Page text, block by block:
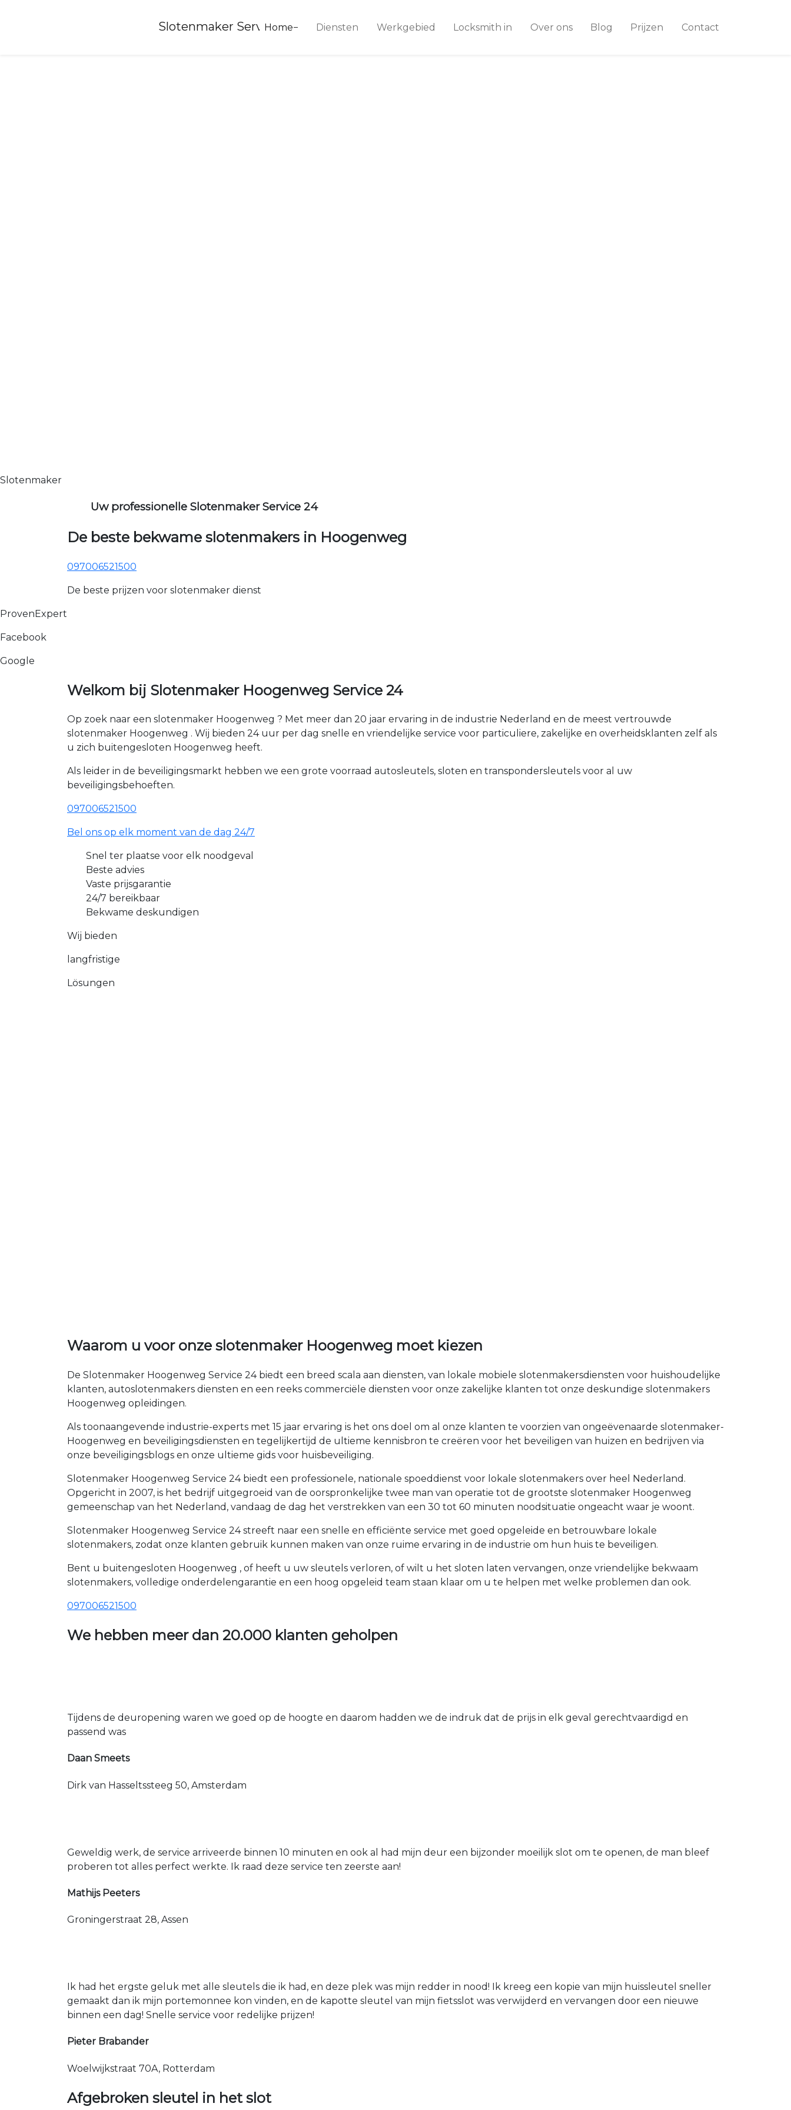
Slotenmaker Service 24
Home Diensten Werkgebied Locksmith in Over ons Blog Prijzen Contact
Slotenmaker
Uw professionelle Slotenmaker Service 24
De beste bekwame slotenmakers in Hoogenweg
097006521500
De beste prijzen voor slotenmaker dienst
ProvenExpert
Facebook
Google
Welkom bij Slotenmaker Hoogenweg Service 24
Op zoek naar een slotenmaker Hoogenweg ? Met meer dan 20 jaar ervaring in de industrie Nederland en de meest vertrouwde
slotenmaker Hoogenweg . Wij bieden 24 uur per dag snelle en vriendelijke service voor particuliere, zakelijke en overheidsklanten zelf als
u zich buitengesloten Hoogenweg heeft.
Als leider in de beveiligingsmarkt hebben we een grote voorraad autosleutels, sloten en transpondersleutels voor al uw
beveiligingsbehoeften.
097006521500
Bel ons op elk moment van de dag 24/7
Snel ter plaatse voor elk noodgeval
Beste advies
Vaste prijsgarantie
24/7 bereikbaar
Bekwame deskundigen
Wij bieden
langfristige
Lösungen
Waarom u voor onze slotenmaker Hoogenweg moet kiezen
De Slotenmaker Hoogenweg Service 24 biedt een breed scala aan diensten, van lokale mobiele slotenmakersdiensten voor huishoudelijke
klanten, autoslotenmakers diensten en een reeks commerciële diensten voor onze zakelijke klanten tot onze deskundige slotenmakers
Hoogenweg opleidingen.
Als toonaangevende industrie-experts met 15 jaar ervaring is het ons doel om al onze klanten te voorzien van ongeëvenaarde slotenmaker-
Hoogenweg en beveiligingsdiensten en tegelijkertijd de ultieme kennisbron te creëren voor het beveiligen van huizen en bedrijven via
onze beveiligingsblogs en onze ultieme gids voor huisbeveiliging.
Slotenmaker Hoogenweg Service 24 biedt een professionele, nationale spoeddienst voor lokale slotenmakers over heel Nederland.
Opgericht in 2007, is het bedrijf uitgegroeid van de oorspronkelijke twee man van operatie tot de grootste slotenmaker Hoogenweg
gemeenschap van het Nederland, vandaag de dag het verstrekken van een 30 tot 60 minuten noodsituatie ongeacht waar je woont.
Slotenmaker Hoogenweg Service 24 streeft naar een snelle en efficiënte service met goed opgeleide en betrouwbare lokale
slotenmakers, zodat onze klanten gebruik kunnen maken van onze ruime ervaring in de industrie om hun huis te beveiligen.
Bent u buitengesloten Hoogenweg , of heeft u uw sleutels verloren, of wilt u het sloten laten vervangen, onze vriendelijke bekwaam
slotenmakers, volledige onderdelengarantie en een hoog opgeleid team staan klaar om u te helpen met welke problemen dan ook.
097006521500
We hebben meer dan 20.000 klanten geholpen
Tijdens de deuropening waren we goed op de hoogte en daarom hadden we de indruk dat de prijs in elk geval gerechtvaardigd en
passend was
Daan Smeets
Dirk van Hasseltssteeg 50, Amsterdam
Geweldig werk, de service arriveerde binnen 10 minuten en ook al had mijn deur een bijzonder moeilijk slot om te openen, de man bleef
proberen tot alles perfect werkte. Ik raad deze service ten zeerste aan!
Mathijs Peeters
Groningerstraat 28, Assen
Ik had het ergste geluk met alle sleutels die ik had, en deze plek was mijn redder in nood! Ik kreeg een kopie van mijn huissleutel sneller
gemaakt dan ik mijn portemonnee kon vinden, en de kapotte sleutel van mijn fietsslot was verwijderd en vervangen door een nieuwe
binnen een dag! Snelle service voor redelijke prijzen!
Pieter Brabander
Woelwijkstraat 70A, Rotterdam
Afgebroken sleutel in het slot